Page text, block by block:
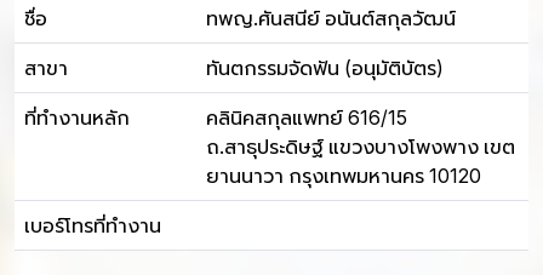
ชื่อ ทพญ.ศันสนีย์ อนันต์สกุลวัฒน์
สาขา ทันตกรรมจัดฟัน (อนุมัติบัตร)
ที่ทำงานหลัก
คลินิคสกุลแพทย์ 616/15
ถ.สาธุประดิษฐ์ แขวงบางโพงพาง เขต
ยานนาวา กรุงเทพมหานคร 10120
เบอร์โทรที่ทำงาน